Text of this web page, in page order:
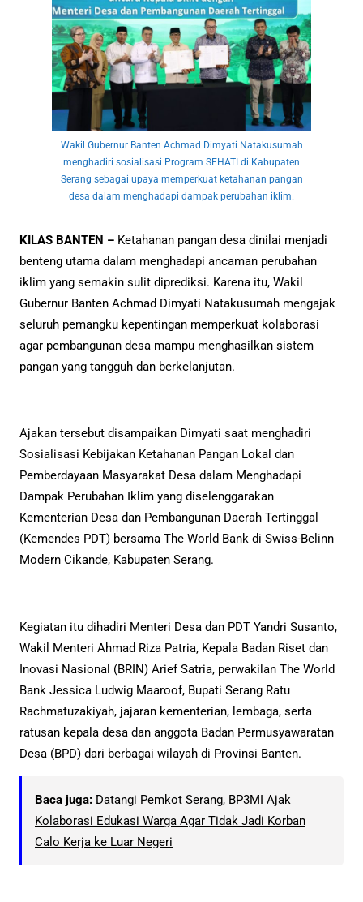
Wakil Gubernur Banten Achmad Dimyati Natakusumah
menghadiri sosialisasi Program SEHATI di Kabupaten
Serang sebagai upaya memperkuat ketahanan pangan
desa dalam menghadapi dampak perubahan iklim.
KILAS BANTEN – Ketahanan pangan desa dinilai menjadi
benteng utama dalam menghadapi ancaman perubahan
iklim yang semakin sulit diprediksi. Karena itu, Wakil
Gubernur Banten Achmad Dimyati Natakusumah mengajak
seluruh pemangku kepentingan memperkuat kolaborasi
agar pembangunan desa mampu menghasilkan sistem
pangan yang tangguh dan berkelanjutan.
Ajakan tersebut disampaikan Dimyati saat menghadiri
Sosialisasi Kebijakan Ketahanan Pangan Lokal dan
Pemberdayaan Masyarakat Desa dalam Menghadapi
Dampak Perubahan Iklim yang diselenggarakan
Kementerian Desa dan Pembangunan Daerah Tertinggal
(Kemendes PDT) bersama The World Bank di Swiss-Belinn
Modern Cikande, Kabupaten Serang.
Kegiatan itu dihadiri Menteri Desa dan PDT Yandri Susanto,
Wakil Menteri Ahmad Riza Patria, Kepala Badan Riset dan
Inovasi Nasional (BRIN) Arief Satria, perwakilan The World
Bank Jessica Ludwig Maaroof, Bupati Serang Ratu
Rachmatuzakiyah, jajaran kementerian, lembaga, serta
ratusan kepala desa dan anggota Badan Permusyawaratan
Desa (BPD) dari berbagai wilayah di Provinsi Banten.
Baca juga: Datangi Pemkot Serang, BP3MI Ajak
Kolaborasi Edukasi Warga Agar Tidak Jadi Korban
Calo Kerja ke Luar Negeri